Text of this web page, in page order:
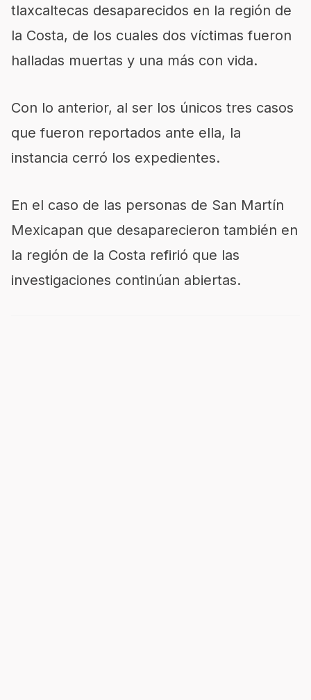
tlaxcaltecas desaparecidos en la región de
la Costa, de los cuales dos víctimas fueron
halladas muertas y una más con vida.
Con lo anterior, al ser los únicos tres casos
que fueron reportados ante ella, la
instancia cerró los expedientes.
En el caso de las personas de San Martín
Mexicapan que desaparecieron también en
la región de la Costa refirió que las
investigaciones continúan abiertas.